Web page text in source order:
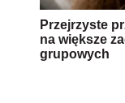
Przejrzyste
na większe
grupowych